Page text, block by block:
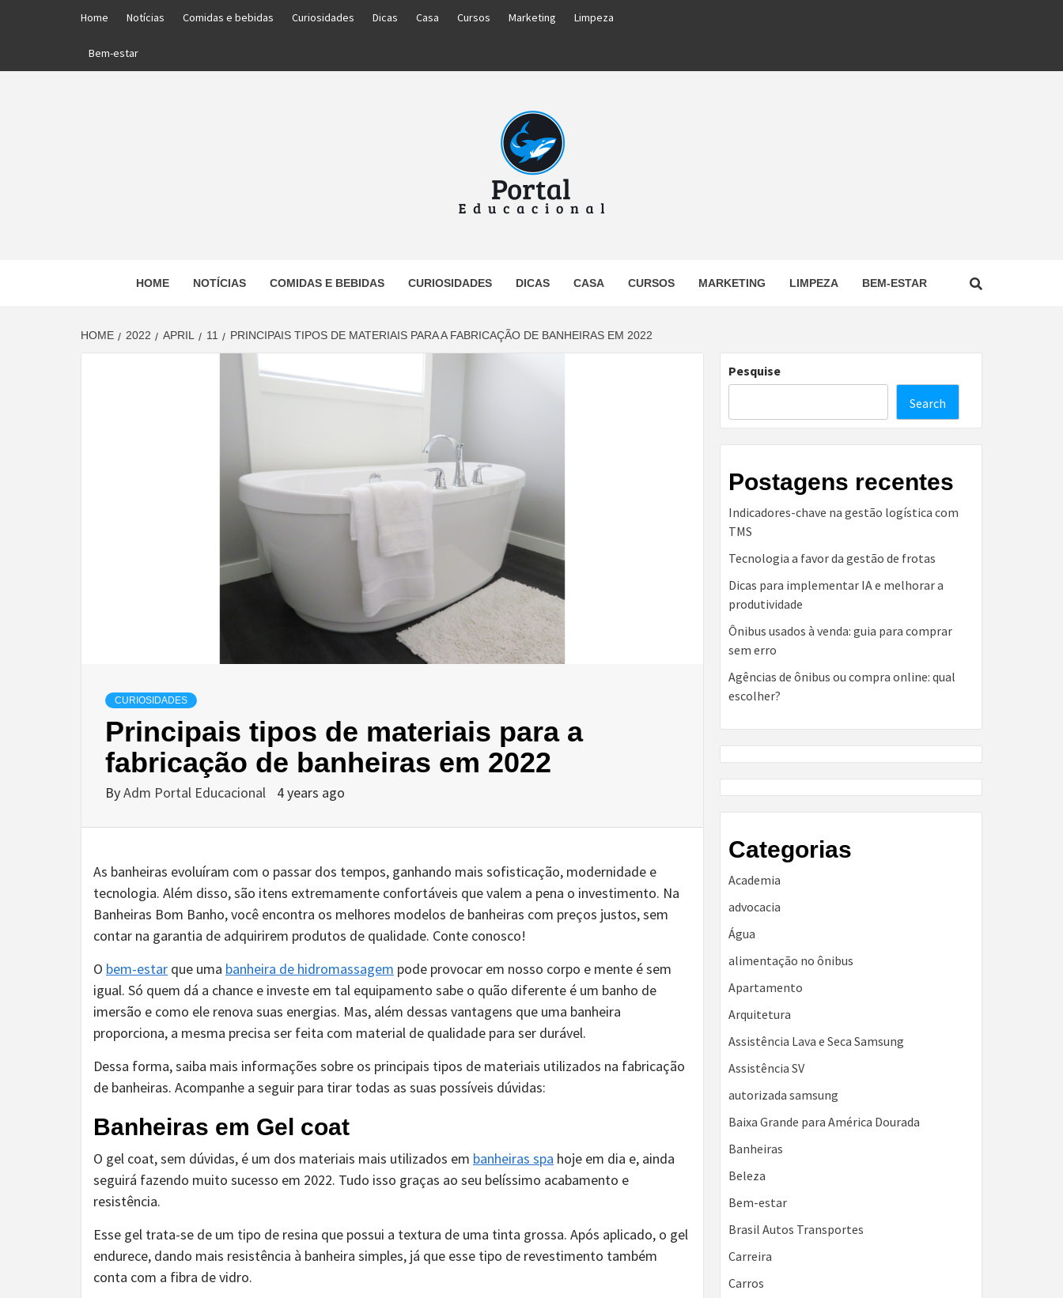
Home Notícias Comidas e bebidas Curiosidades Dicas Casa Cursos Marketing Limpeza
Bem-estar
PORTAL
EDUCACIONAL
HOME NOTÍCIAS COMIDAS E BEBIDAS CURIOSIDADES DICAS CASA CURSOS MARKETING LIMPEZA BEM-ESTAR
HOME 2022 APRIL 11 PRINCIPAIS TIPOS DE MATERIAIS PARA A FABRICAÇÃO DE BANHEIRAS EM 2022
CURIOSIDADES
Principais tipos de materiais para a
fabricação de banheiras em 2022
ByAdm Portal Educacional 4 years ago
As banheiras evoluíram com o passar dos tempos, ganhando mais sofisticação, modernidade e
tecnologia. Além disso, são itens extremamente confortáveis que valem a pena o investimento. Na
Banheiras Bom Banho, você encontra os melhores modelos de banheiras com preços justos, sem
contar na garantia de adquirirem produtos de qualidade. Conte conosco!
O bem-estar que uma banheira de hidromassagem pode provocar em nosso corpo e mente é sem
igual. Só quem dá a chance e investe em tal equipamento sabe o quão diferente é um banho de
imersão e como ele renova suas energias. Mas, além dessas vantagens que uma banheira
proporciona, a mesma precisa ser feita com material de qualidade para ser durável.
Dessa forma, saiba mais informações sobre os principais tipos de materiais utilizados na fabricação
de banheiras. Acompanhe a seguir para tirar todas as suas possíveis dúvidas:
Banheiras em Gel coat
O gel coat, sem dúvidas, é um dos materiais mais utilizados em banheiras spa hoje em dia e, ainda
seguirá fazendo muito sucesso em 2022. Tudo isso graças ao seu belíssimo acabamento e
resistência.
Esse gel trata-se de um tipo de resina que possui a textura de uma tinta grossa. Após aplicado, o gel
endurece, dando mais resistência à banheira simples, já que esse tipo de revestimento também
conta com a fibra de vidro.
Pesquise
Search
Postagens recentes
Indicadores-chave na gestão logística com
TMS
Tecnologia a favor da gestão de frotas
Dicas para implementar IA e melhorar a
produtividade
Ônibus usados à venda: guia para comprar
sem erro
Agências de ônibus ou compra online: qual
escolher?
Categorias
Academia
advocacia
Água
alimentação no ônibus
Apartamento
Arquitetura
Assistência Lava e Seca Samsung
Assistência SV
autorizada samsung
Baixa Grande para América Dourada
Banheiras
Beleza
Bem-estar
Brasil Autos Transportes
Carreira
Carros